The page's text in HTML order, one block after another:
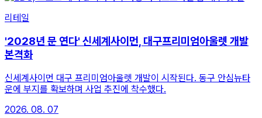
리테일
'2028년 문 연다' 신세계사이먼, 대구프리미엄아울렛 개발
본격화
신세계사이먼 대구 프리미엄아울렛 개발이 시작된다. 동구 안심뉴타
운에 부지를 확보하며 사업 추진에 착수했다.
2026. 08. 07